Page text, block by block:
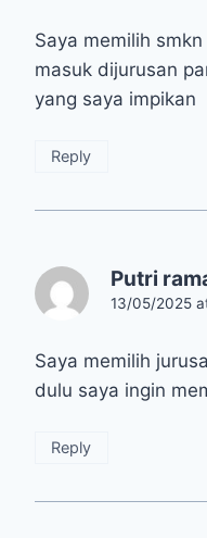
Saya memilih
masuk dijurusan
yang saya impikan
Reply
Putri
13/05/2025
Saya memilih
dulu saya ingin
Reply